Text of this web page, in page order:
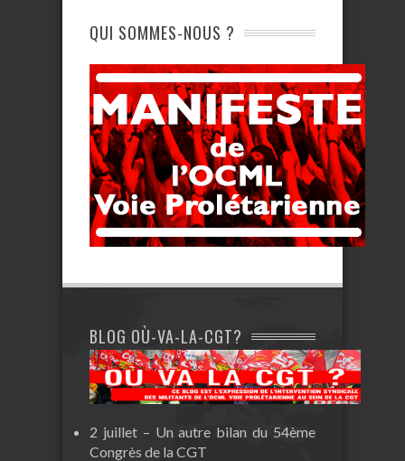
QUI SOMMES-NOUS ?
BLOG OÙ-VA-LA-CGT?
2 juillet – Un autre bilan du 54ème
Congrès de la CGT